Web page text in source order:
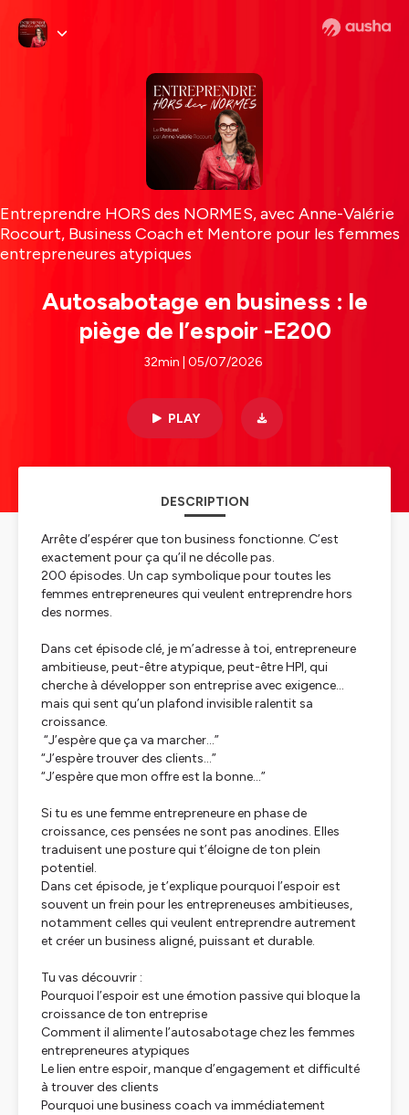
Entreprendre HORS des NORMES, avec Anne-Valérie
Rocourt, Business Coach et Mentore pour les femmes
entrepreneures atypiques
Autosabotage en business : le
piège de l’espoir -E200
32min | 05/07/2026
PLAY
DESCRIPTION
Arrête d’espérer que ton business fonctionne. C’est
exactement pour ça qu’il ne décolle pas.
200 épisodes. Un cap symbolique pour toutes les
femmes entrepreneures qui veulent entreprendre hors
des normes.
Dans cet épisode clé, je m’adresse à toi, entrepreneure
ambitieuse, peut-être atypique, peut-être HPI, qui
cherche à développer son entreprise avec exigence…
mais qui sent qu’un plafond invisible ralentit sa
croissance.
“J’espère que ça va marcher…”
“J’espère trouver des clients…”
“J’espère que mon offre est la bonne…”
Si tu es une femme entrepreneure en phase de
croissance, ces pensées ne sont pas anodines. Elles
traduisent une posture qui t’éloigne de ton plein
potentiel.
Dans cet épisode, je t’explique pourquoi l’espoir est
souvent un frein pour les entrepreneuses ambitieuses,
notamment celles qui veulent entreprendre autrement
et créer un business aligné, puissant et durable.
Tu vas découvrir :
Pourquoi l’espoir est une émotion passive qui bloque la
croissance de ton entreprise
Comment il alimente l’autosabotage chez les femmes
entrepreneures atypiques
Le lien entre espoir, manque d’engagement et difficulté
à trouver des clients
Pourquoi une business coach va immédiatement